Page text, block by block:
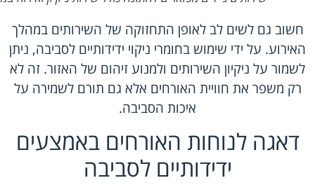
חשוב גם לשים לב לאופן התחזוקה של השירותים במהלך
האירוע. על ידי שימוש בחומרי ניקוי ידידותיים לסביבה, ניתן
לשמור על ניקיון השירותים ולמנוע זיהום של האזור. זה לא
רק משפר את חוויית האורחים אלא גם תורם לשמירה על
איכות הסביבה.
דאגה לנוחות האורחים באמצעים
ידידותיים לסביבה